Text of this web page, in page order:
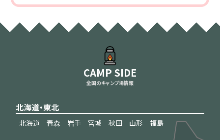
CAMP SIDE
全国のキャンプ場情報
北海道・東北
北海道 青森 岩手 宮城 秋田 山形 福島